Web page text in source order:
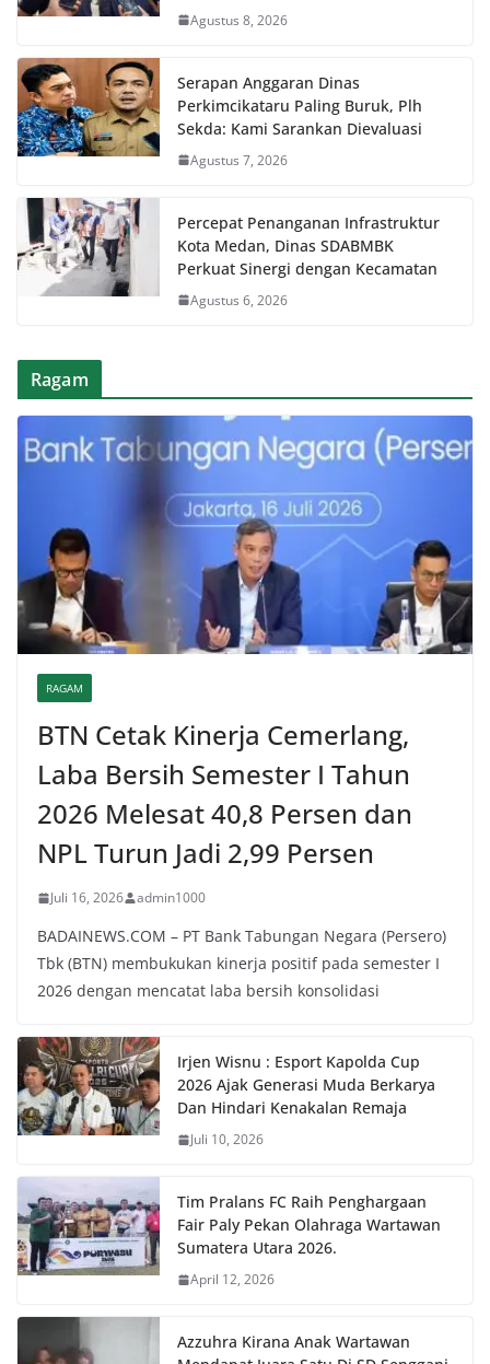
Agustus 8, 2026
Serapan Anggaran Dinas
Perkimcikataru Paling Buruk, Plh
Sekda: Kami Sarankan Dievaluasi
Agustus 7, 2026
Percepat Penanganan Infrastruktur
Kota Medan, Dinas SDABMBK
Perkuat Sinergi dengan Kecamatan
Agustus 6, 2026
Ragam
RAGAM
BTN Cetak Kinerja Cemerlang,
Laba Bersih Semester I Tahun
2026 Melesat 40,8 Persen dan
NPL Turun Jadi 2,99 Persen
Juli 16, 2026 admin1000
BADAINEWS.COM – PT Bank Tabungan Negara (Persero)
Tbk (BTN) membukukan kinerja positif pada semester I
2026 dengan mencatat laba bersih konsolidasi
Irjen Wisnu : Esport Kapolda Cup
2026 Ajak Generasi Muda Berkarya
Dan Hindari Kenakalan Remaja
Juli 10, 2026
Tim Pralans FC Raih Penghargaan
Fair Paly Pekan Olahraga Wartawan
Sumatera Utara 2026.
April 12, 2026
Azzuhra Kirana Anak Wartawan